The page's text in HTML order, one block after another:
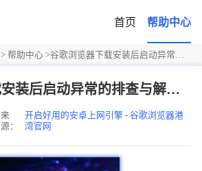
首页 帮助中心
> 帮助中心 >谷歌浏览器下载安装后启动异常的排查与解决方案
谷歌浏览器下载安装后启动异常的排查与解决方案
来
源：
开启好用的安卓上网引擎 - 谷歌浏览器港
湾官网